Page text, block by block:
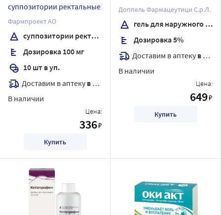
суппозитории ректальные
Фармпроект АО
суппозитории ректальные
Дозировка 100 мг
10 шт в уп.
Доставим в аптеку в течение 7 дней
В наличии
Цена:
336₽
Купить
Доппель Фармацеутици С.р.Л.
гель для наружного применения
Дозировка 5%
Доставим в аптеку в течение 7 дней
В наличии
Цена:
649₽
Купить